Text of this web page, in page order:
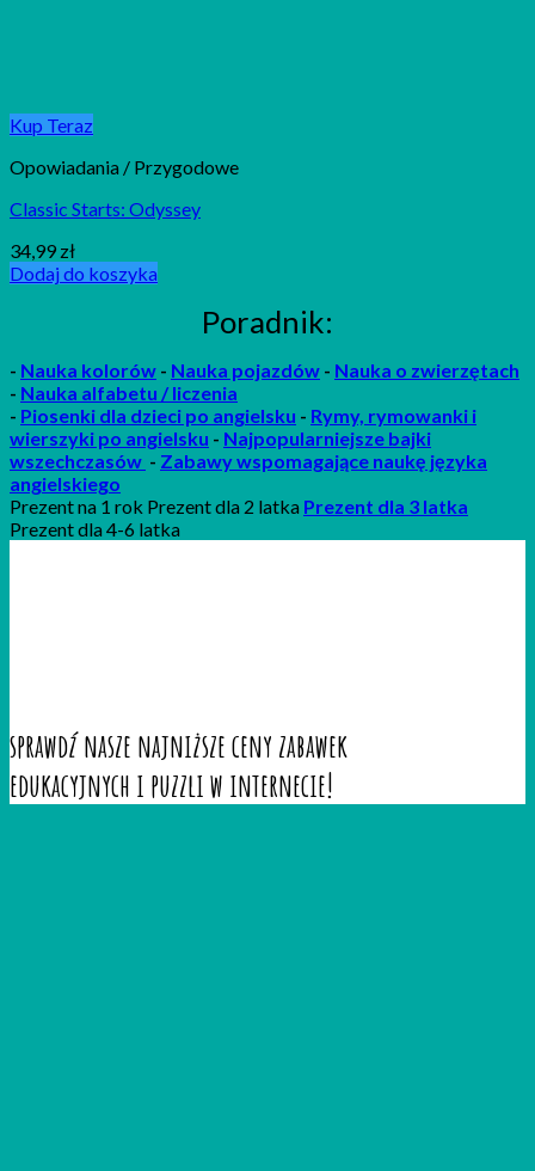
Kup Teraz
Opowiadania / Przygodowe
Classic Starts: Odyssey
34,99 zł
Dodaj do koszyka
Poradnik:
- Nauka kolorów - Nauka pojazdów - Nauka o zwierzętach
- Nauka alfabetu / liczenia
- Piosenki dla dzieci po angielsku - Rymy, rymowanki i
wierszyki po angielsku - Najpopularniejsze bajki
wszechczasów - Zabawy wspomagające naukę języka
angielskiego
Prezent na 1 rok Prezent dla 2 latka Prezent dla 3 latka
Prezent dla 4-6 latka
sprawdź nasze najniższe ceny zabawek
edukacyjnych i puzzli w internecie!